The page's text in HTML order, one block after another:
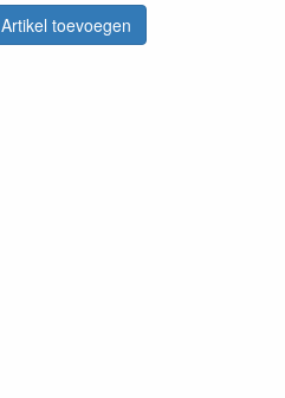
Artikel toevoegen